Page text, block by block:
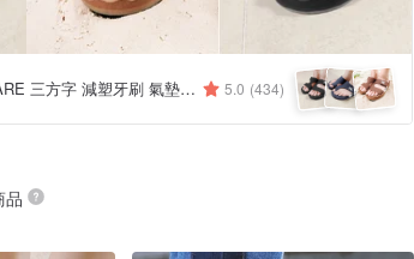
THREE SQUARE 三方字 減塑牙刷 氣墊拖鞋 5.0 (434)
品